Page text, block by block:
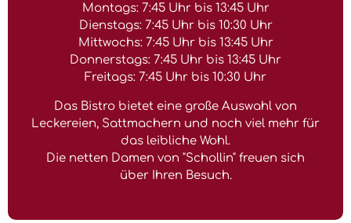
Montags: 7:45 Uhr bis 13:45 Uhr
Dienstags: 7:45 Uhr bis 10:30 Uhr
Mittwochs: 7:45 Uhr bis 13:45 Uhr
Donnerstags: 7:45 Uhr bis 13:45 Uhr
Freitags: 7:45 Uhr bis 10:30 Uhr
Das Bistro bietet eine große Auswahl von
Leckereien, Sattmachern und noch viel mehr für
das leibliche Wohl.
Die netten Damen von "Schollin" freuen sich
über Ihren Besuch.